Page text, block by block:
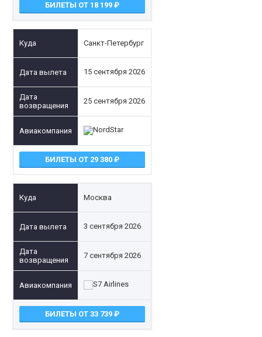
БИЛЕТЫ ОТ 18 199
Санкт-Петербург
15 сентября 2026
25 сентября 2026
БИЛЕТЫ ОТ 29 380
Москва
3 сентября 2026
7 сентября 2026
БИЛЕТЫ ОТ 33 739